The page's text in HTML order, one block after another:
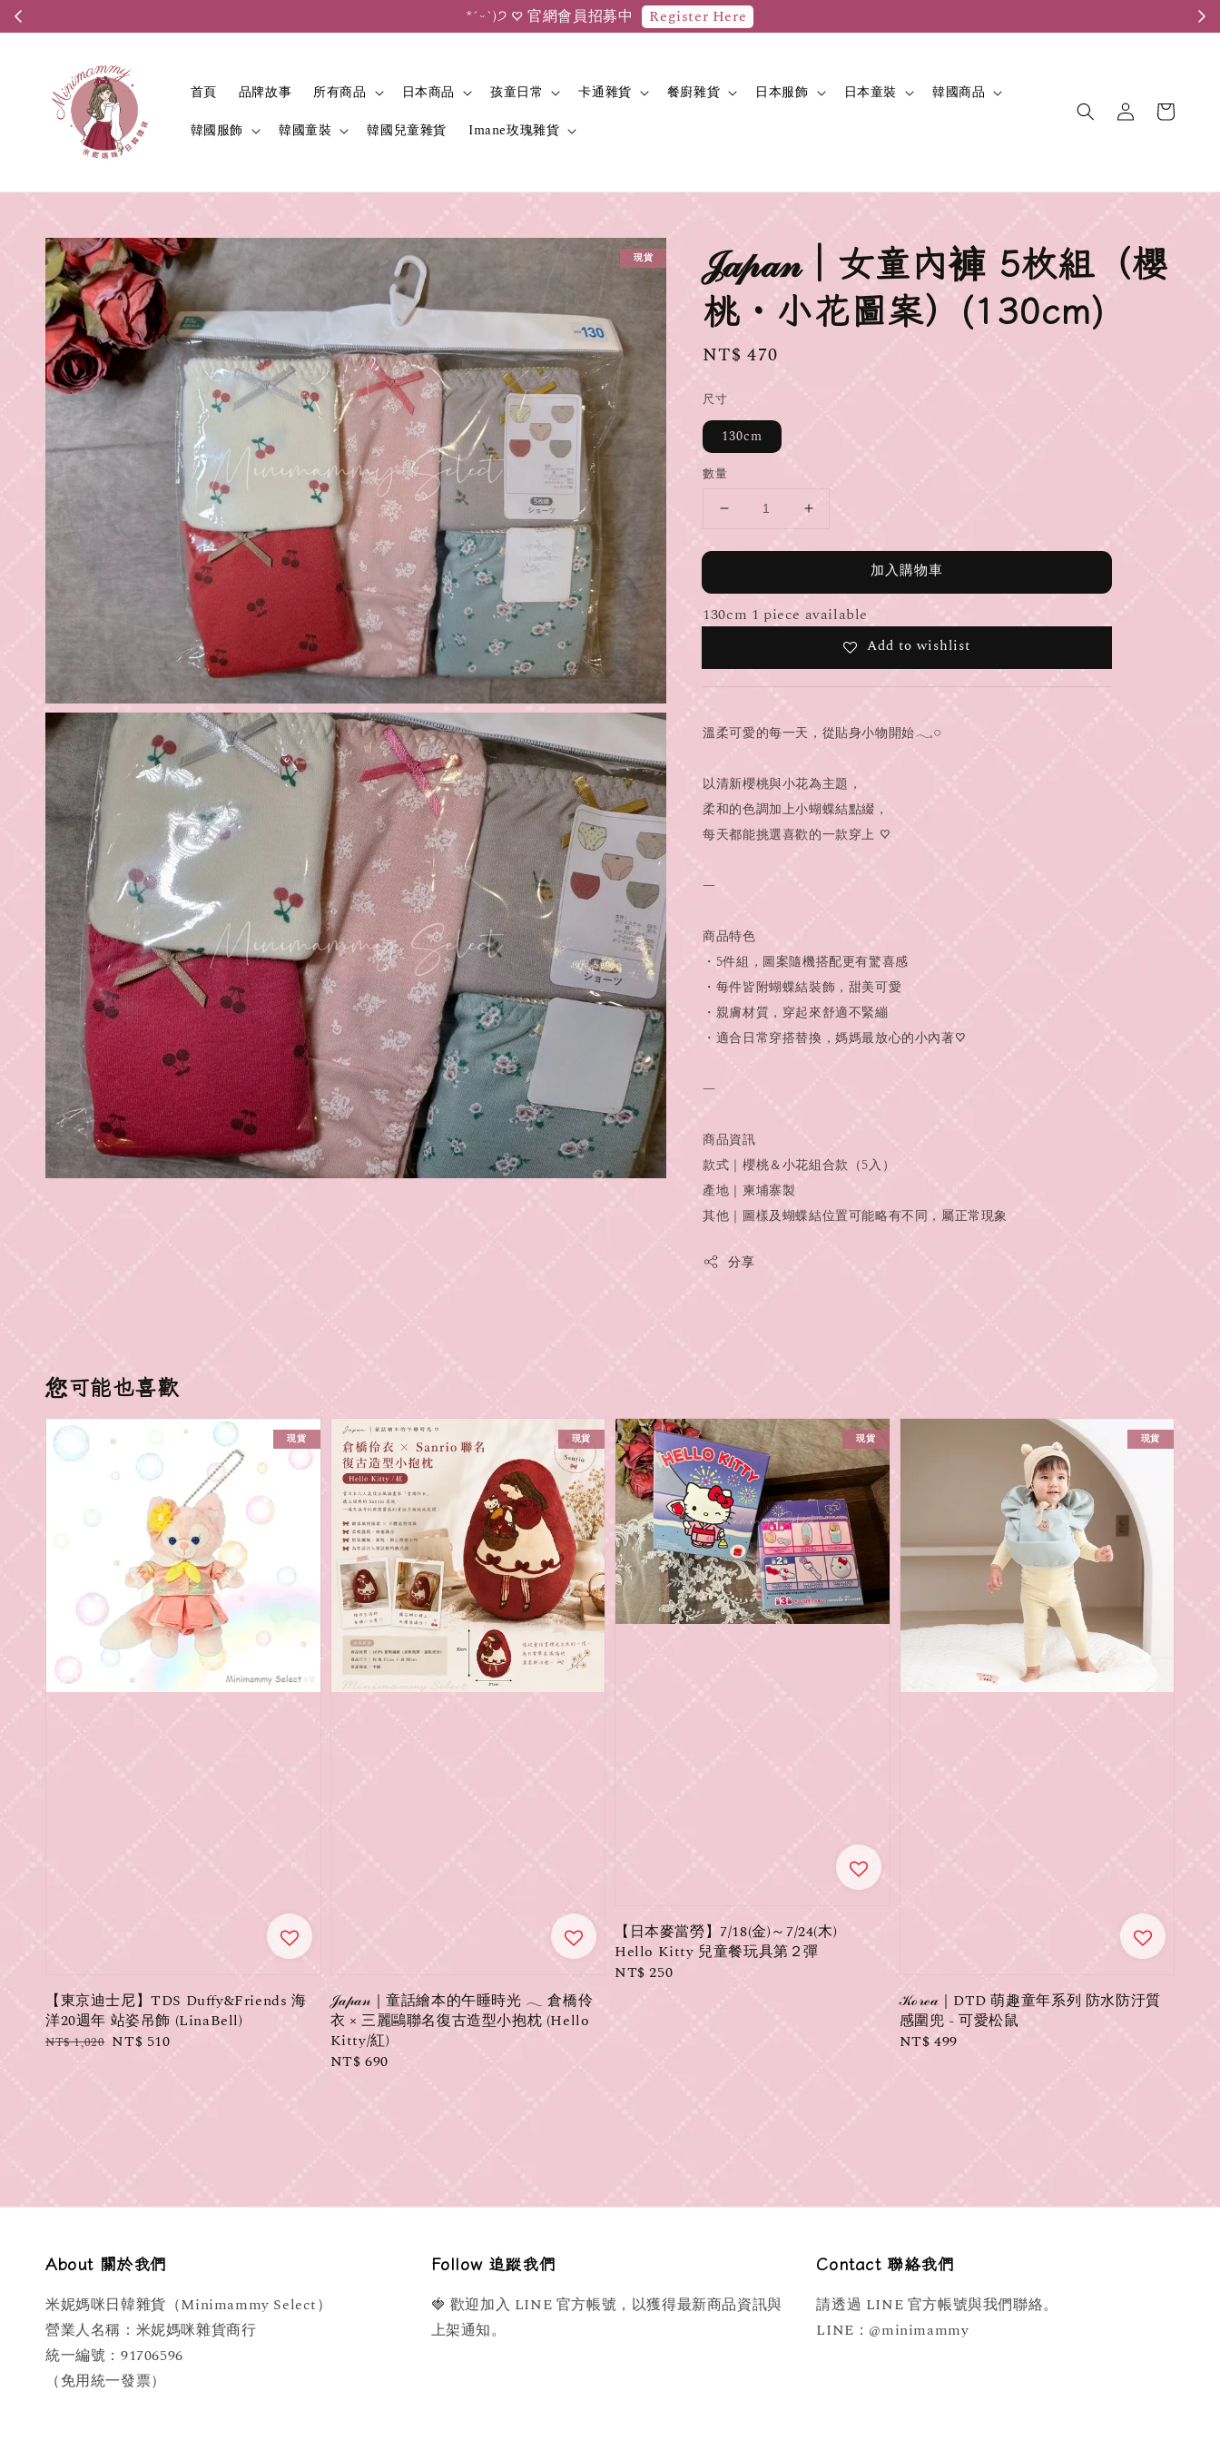
*ˊᵕˋ)੭ 新會員首次消費滿$599，即享有50元購物金折抵優惠。
首頁 品牌故事 所有商品 日本商品 孩童日常 卡通雜貨 餐廚雜貨 日本服飾 日本童裝
韓國商品
韓國服飾
韓國童裝 韓國兒童雜貨 Imane玫瑰雜貨
現貨
𝒥𝒶𝓅𝒶𝓃｜女童內褲 5枚組（櫻
桃・小花圖案）(130cm)
Regular
NT$ 470
尺寸
130cm
數量
加入購物車
130cm 1 piece available
Add to wishlist
溫柔可愛的每一天，從貼身小物開始𓂃𓈒𓏸
以清新櫻桃與小花為主題，
柔和的色調加上小蝴蝶結點綴，
每天都能挑選喜歡的一款穿上 ♡
—
商品特色
・5件組，圖案隨機搭配更有驚喜感
・每件皆附蝴蝶結裝飾，甜美可愛
・親膚材質，穿起來舒適不緊繃
・適合日常穿搭替換，媽媽最放心的小內著♡
—
商品資訊
款式｜櫻桃＆小花組合款（5入）
產地｜柬埔寨製
其他｜圖樣及蝴蝶結位置可能略有不同，屬正常現象
分享
您可能也喜歡
現貨
【東京迪士尼】TDS Duffy&Friends 海
洋20週年 站姿吊飾 (LinaBell)
Regular
NT$ 1,020 Sale
NT$ 510
現貨
𝒥𝒶𝓅𝒶𝓃｜童話繪本的午睡時光 𓂃 倉橋伶
衣 × 三麗鷗聯名復古造型小抱枕 (Hello
Kitty/紅)
Regular
NT$ 690
現貨
【日本麥當勞】7/18(金)～7/24(木)
Hello Kitty 兒童餐玩具第２彈
Regular
NT$ 250
現貨
𝒦ℴ𝓇ℯ𝒶｜DTD 萌趣童年系列 防水防汙質
感圍兜 - 可愛松鼠
Regular
NT$ 499
About 關於我們
米妮媽咪日韓雜貨（Minimammy Select）
營業人名稱：米妮媽咪雜貨商行
統一編號：91706596
（免用統一發票）
Follow 追蹤我們
🍓 歡迎加入 LINE 官方帳號，以獲得最新商品資訊與
上架通知。
Contact 聯絡我們
請透過 LINE 官方帳號與我們聯絡。
LINE：@minimammy